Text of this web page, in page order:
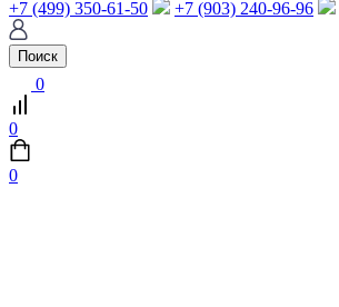
+7 (499) 350-61-50 +7 (903) 240-96-96
Поиск
0
0
0